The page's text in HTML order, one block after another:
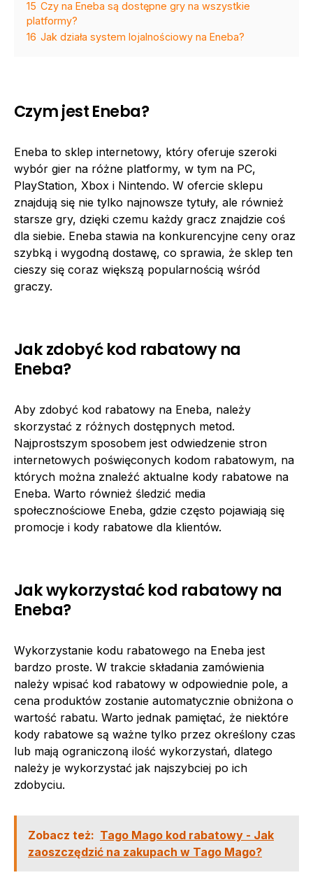
15 Czy na Eneba są dostępne gry na wszystkie
platformy?
16 Jak działa system lojalnościowy na Eneba?
Czym jest Eneba?
Eneba to sklep internetowy, który oferuje szeroki
wybór gier na różne platformy, w tym na PC,
PlayStation, Xbox i Nintendo. W ofercie sklepu
znajdują się nie tylko najnowsze tytuły, ale również
starsze gry, dzięki czemu każdy gracz znajdzie coś
dla siebie. Eneba stawia na konkurencyjne ceny oraz
szybką i wygodną dostawę, co sprawia, że sklep ten
cieszy się coraz większą popularnością wśród
graczy.
Jak zdobyć kod rabatowy na
Eneba?
Aby zdobyć kod rabatowy na Eneba, należy
skorzystać z różnych dostępnych metod.
Najprostszym sposobem jest odwiedzenie stron
internetowych poświęconych kodom rabatowym, na
których można znaleźć aktualne kody rabatowe na
Eneba. Warto również śledzić media
społecznościowe Eneba, gdzie często pojawiają się
promocje i kody rabatowe dla klientów.
Jak wykorzystać kod rabatowy na
Eneba?
Wykorzystanie kodu rabatowego na Eneba jest
bardzo proste. W trakcie składania zamówienia
należy wpisać kod rabatowy w odpowiednie pole, a
cena produktów zostanie automatycznie obniżona o
wartość rabatu. Warto jednak pamiętać, że niektóre
kody rabatowe są ważne tylko przez określony czas
lub mają ograniczoną ilość wykorzystań, dlatego
należy je wykorzystać jak najszybciej po ich
zdobyciu.
Zobacz też: Tago Mago kod rabatowy - Jak
zaoszczędzić na zakupach w Tago Mago?